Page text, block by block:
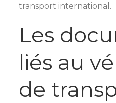
transport international.
Les
liés au
de